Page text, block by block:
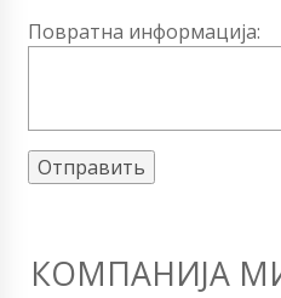
Повратна информација:
КОМПАНИЈА